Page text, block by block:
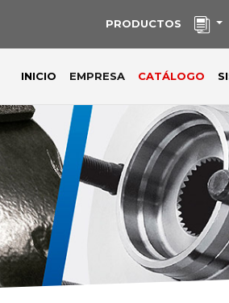
PRODUCTOS
INICIO EMPRESA (current)
CATÁLOGO